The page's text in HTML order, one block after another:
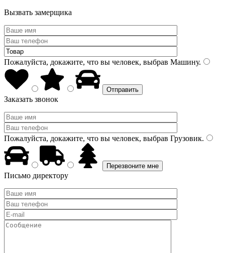
Вызвать замерщика
Пожалуйста, докажите, что вы человек, выбрав Машину.
Заказать звонок
Пожалуйста, докажите, что вы человек, выбрав Грузовик.
Письмо директору